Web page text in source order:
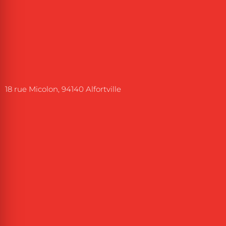
18 rue Micolon, 94140 Alfortville